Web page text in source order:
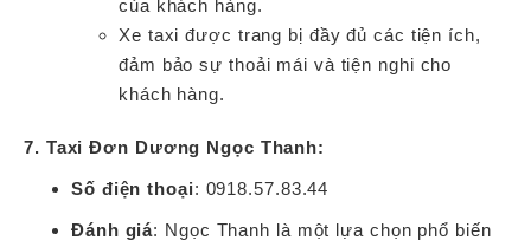
của khách hàng.
Xe taxi được trang bị đầy đủ các tiện ích,
đảm bảo sự thoải mái và tiện nghi cho
khách hàng.
7. Taxi Đơn Dương Ngọc Thanh:
Số điện thoại: 0918.57.83.44
Đánh giá: Ngọc Thanh là một lựa chọn phổ biến